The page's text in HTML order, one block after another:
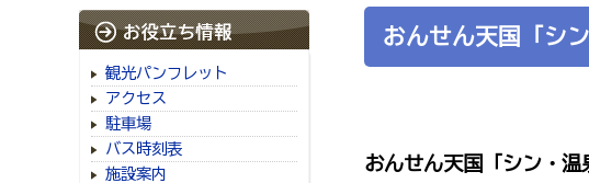
観光パンフレット
アクセス
駐車場
バス時刻表
施設案内
おんせん天国「シ
おんせん天国「シン・温